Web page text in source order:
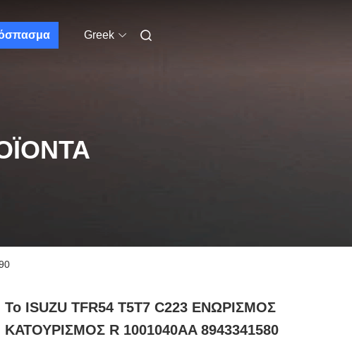
Greek
Το ISUZU TFR54 T5T7 C223 ΕΝΩΡΙΣΜΟΣ
ΚΑΤΟΥΡΙΣΜΟΣ R 1001040AA 8943341580